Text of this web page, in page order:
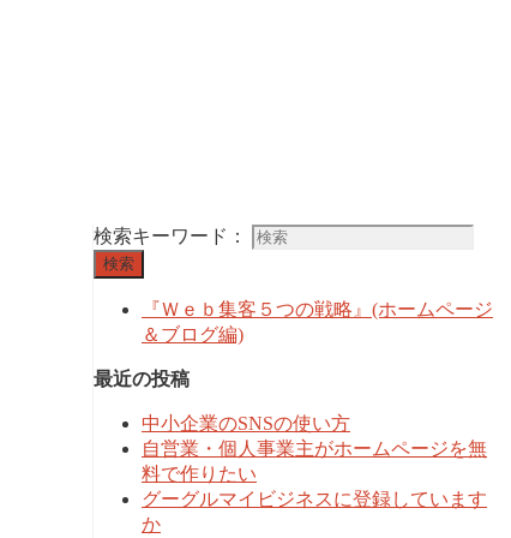
検索キーワード：
検索
『Ｗｅｂ集客５つの戦略』(ホームページ
＆ブログ編)
最近の投稿
中小企業のSNSの使い方
自営業・個人事業主がホームページを無
料で作りたい
グーグルマイビジネスに登録しています
か